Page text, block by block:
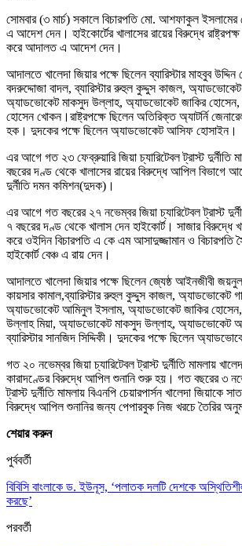
সোমবার (৩ মার্চ) সকালে বিচারপতি মো. আশফাকুল ইসলামের
এ আদেশ দেন। হাইকোর্টের খালাসের রায়ের বিরুদ্ধে
করে আদালত এ আদেশ দেন।
আদালতে খালেদা জিয়ার পক্ষে ছিলেন ব্যারিস্টার মাহবুব উদ্দিন
বদরুদ্দোজা বাদল, ব্যারিস্টার রুহুল কুদ্দুস কাজল,
অ্যাডভোকেট মাকসুদ উল্লাহ, অ্যাডভোকেট জাকির
হোসেন খোকন।রাষ্ট্রপক্ষে ছিলেন অতিরিক্ত অ্যাটর্নি
হক। দুদকের পক্ষে ছিলেন অ্যাডভোকেট আসিফ হোসাইন।
এর আগে গত ২৩ ফেব্রুয়ারি জিয়া চ্যারিটেবল ট্রাস্ট দুর্নীতি
বছরের দণ্ড থেকে খালাসের রায়ের বিরুদ্ধে আপিল বিভাগে
দুর্নীতি দমন কমিশন(দুদক)।
এর আগে গত বছরের ২৭ নভেম্বর জিয়া চ্যারিটেবল ট্রাস্ট
৭ বছরের দণ্ড থেকে খালাস দেন হাইকোর্ট। সাজার বিরুদ্ধে
করে ওইদিন বিচারপতি এ কে এম আসাদুজ্জামান ও বিচারপতি
হাইকোর্ট বেঞ্চ এ রায় দেন।
আদালতে খালেদা জিয়ার পক্ষে ছিলেন জ্যেষ্ঠ আইনজীবী জয়নুল
কায়সার কামাল,ব্যারিস্টার রুহুল কুদ্দুস কাজল,
অ্যাডভোকেট আমিনুল ইসলাম, অ্যাডভোকেট জাকির হোসেন,
উল্লাহ মিয়া, অ্যাডভোকেট মাকসুদ উল্লাহ,
ব্যারিস্টার সানজিদ সিদ্দিকী। দুদকের পক্ষে ছিলেন
গত ২০ নভেম্বর জিয়া চ্যারিটেবল ট্রাস্ট দুর্নীতি মামলায়
কারাদণ্ডের বিরুদ্ধে আপিল শুনানি শুরু হয়। গত বছরের ৩
ট্রাস্ট দুর্নীতি মামলায় বিএনপি চেয়ারপার্সন খালেদা জিয়াকে
বিরুদ্ধে আপিল শুনানির জন্য পেপারবুক নিজ খরচে তৈরির
শেয়ার করুন
পুর্ববর্তী
বিবিসি বাংলাকে ড. ইউনূস, ‘পলাতক দলটি দেশকে অস্থিতিশীল
করছে’
পরবর্তী